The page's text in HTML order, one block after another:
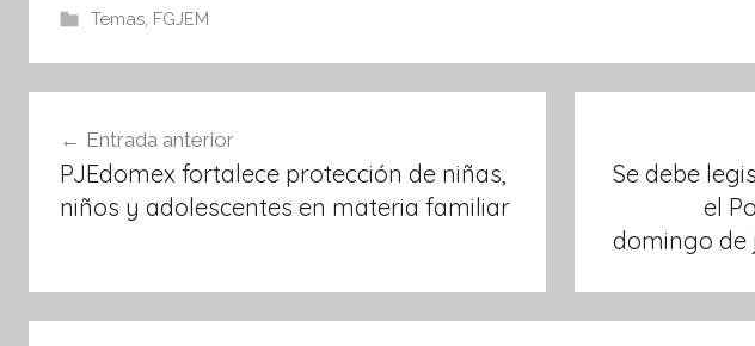
e
b
o
o
k
er s
A
p
p
Temas, FGJEM
de
entradas
Entrada anterior
PJEdomex fortalece protección de niñas,
niños y adolescentes en materia familiar
Se debe
el
domingo de